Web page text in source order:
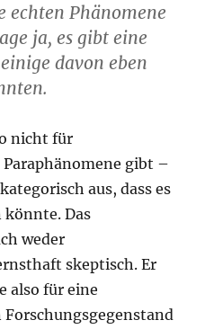
echten Phänomene
ja, es gibt eine
davon eben
nicht für
gibt –
aus, dass es
könnte. Das
weder
skeptisch. Er
also für eine